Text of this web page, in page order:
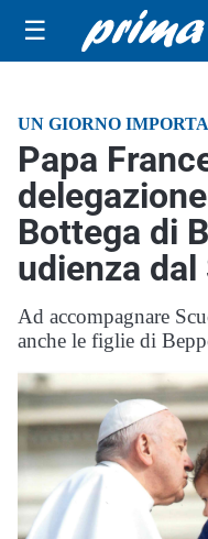
☰
UN GIORNO
Papa
Bottega di
udienza
Ad accompagnare
anche le figlie di